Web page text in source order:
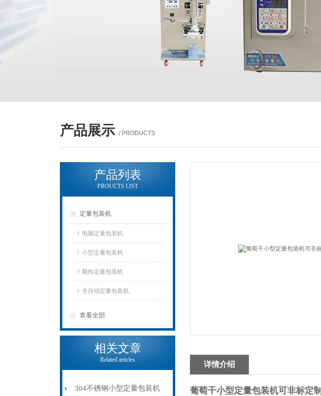
产品展示 / PRODUCTS
产品列表
PROUCTS LIST
定量包装机
电脑定量包装机
小型定量包装机
颗粒定量包装机
全自动定量包装机
查看全部
相关文章
Related articles
304不锈钢小型定量包装机
详情介绍
葡萄干小型定量包装机可非标定制